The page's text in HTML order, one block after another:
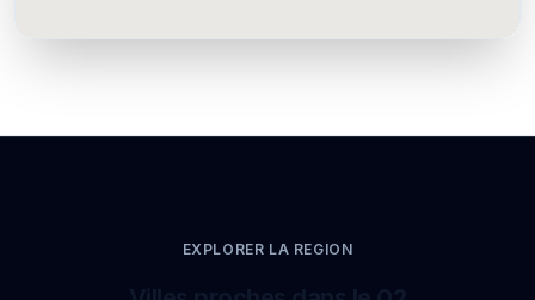
EXPLORER LA REGION